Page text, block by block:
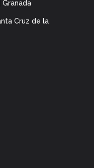
Granada
Cruz de la